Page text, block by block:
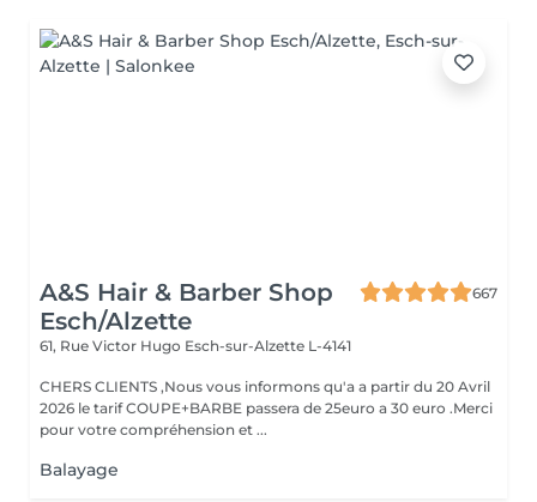
A&S Hair & Barber Shop
Esch/Alzette
667
61, Rue Victor Hugo Esch-sur-Alzette L-4141
CHERS CLIENTS ,Nous vous informons qu'a a partir du 20 Avril
2026 le tarif COUPE+BARBE passera de 25euro a 30 euro .Merci
pour votre compréhension et ...
Balayage